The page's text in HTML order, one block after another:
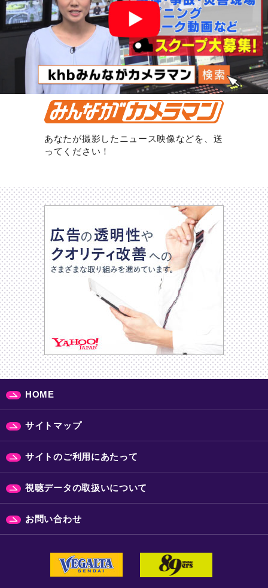
あなたが撮影したニュース映像などを、送
ってください！
HOME
サイトマップ
サイトのご利用にあたって
視聴データの取扱いについて
お問い合わせ